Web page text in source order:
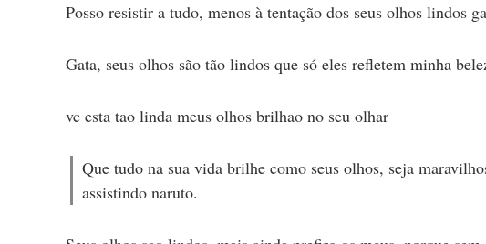
Posso resistir a tudo, menos à tentação dos seus olhos lindos
Gata, seus olhos são tão lindos que só eles refletem minha
vc esta tao linda meus olhos brilhao no seu olhar
Que tudo na sua vida brilhe como seus olhos, seja
assistindo naruto.